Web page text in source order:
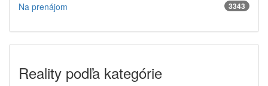
3343
Na prenájom
Reality podľa kategórie